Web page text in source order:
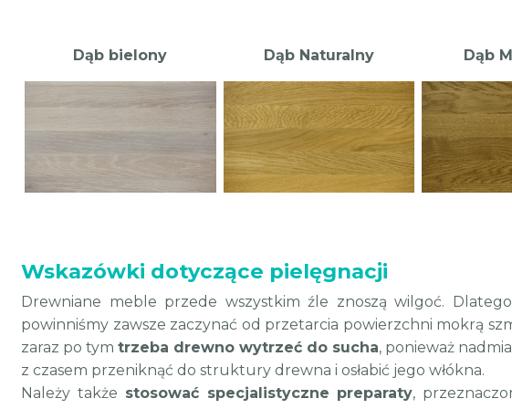
Dąb bielony Dąb Naturalny Dąb
Wskazówki dotyczące pielęgnacji
Drewniane meble przede wszystkim źle znoszą wilgoć. Dlatego
powinniśmy zawsze zaczynać od przetarcia powierzchni mokrą
zaraz po tym trzeba drewno wytrzeć do sucha, ponieważ
z czasem przeniknąć do struktury drewna i osłabić jego włókna.
Należy także stosować specjalistyczne preparaty,